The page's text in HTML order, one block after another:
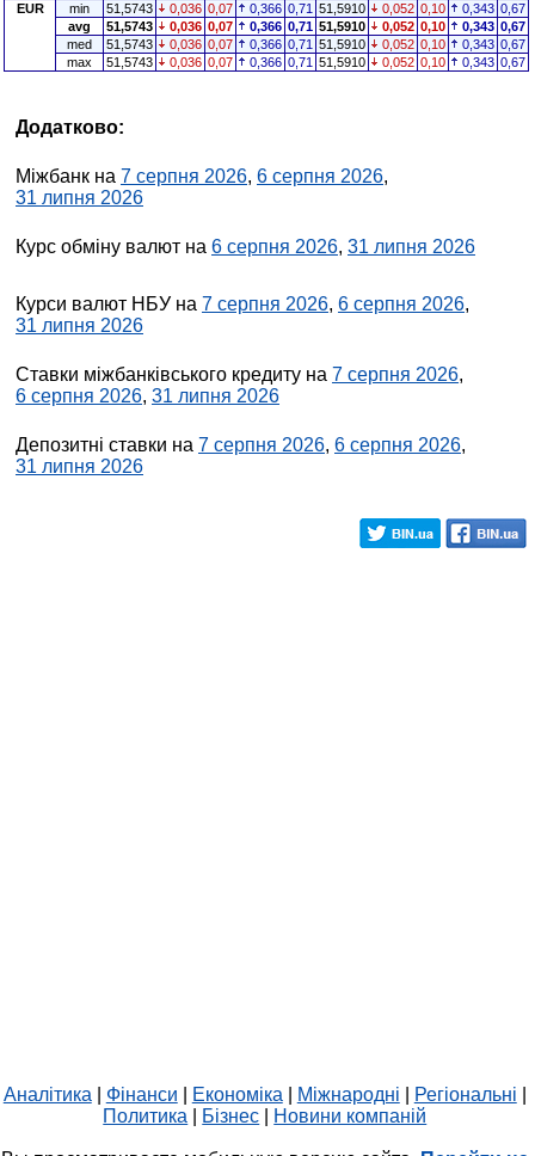
EUR
min 51,5743 0,036 0,07 0,366 0,71 51,5910 0,052 0,10 0,343 0,67
avg
51,5743 0,036 0,07 0,366 0,71 51,5910 0,052 0,10 0,343 0,67
med
51,5743 0,036 0,07 0,366 0,71 51,5910 0,052 0,10 0,343 0,67
max
51,5743 0,036 0,07 0,366 0,71 51,5910 0,052 0,10 0,343 0,67
Додатково:
Міжбанк на 7 серпня 2026, 6 серпня 2026,
31 липня 2026
Курс обміну валют на 6 серпня 2026, 31 липня 2026
Курси валют НБУ на 7 серпня 2026, 6 серпня 2026,
31 липня 2026
Ставки міжбанківського кредиту на 7 серпня 2026,
6 серпня 2026, 31 липня 2026
Депозитні ставки на 7 серпня 2026, 6 серпня 2026,
31 липня 2026
Аналітика Фінанси Економіка Міжнародні Регіональні
Политика
Бізнес Новини компаній